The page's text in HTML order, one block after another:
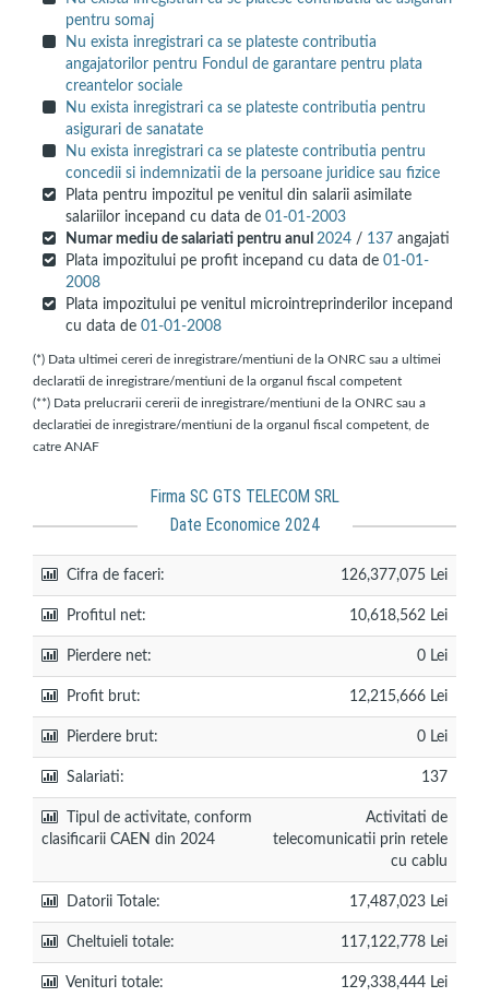
pentru somaj
Nu exista inregistrari ca se plateste contributia
angajatorilor pentru Fondul de garantare pentru plata
creantelor sociale
Nu exista inregistrari ca se plateste contributia pentru
asigurari de sanatate
Nu exista inregistrari ca se plateste contributia pentru
concedii si indemnizatii de la persoane juridice sau fizice
Plata pentru impozitul pe venitul din salarii asimilate
salariilor incepand cu data de 01-01-2003
Numar mediu de salariati pentru anul 2024 / 137 angajati
Plata impozitului pe profit incepand cu data de 01-01-
2008
Plata impozitului pe venitul microintreprinderilor incepand
cu data de 01-01-2008
(*) Data ultimei cereri de inregistrare/mentiuni de la ONRC sau a ultimei
declaratii de inregistrare/mentiuni de la organul fiscal competent
(**) Data prelucrarii cererii de inregistrare/mentiuni de la ONRC sau a
declaratiei de inregistrare/mentiuni de la organul fiscal competent, de
catre ANAF
Firma SC GTS TELECOM SRL
Date Economice 2024
Cifra de faceri: 126,377,075 Lei
Profitul net: 10,618,562 Lei
Pierdere net: 0 Lei
Profit brut: 12,215,666 Lei
Pierdere brut: 0 Lei
Salariati: 137
Tipul de activitate, conform
clasificarii CAEN din 2024
Activitati de
telecomunicatii prin retele
cu cablu
Datorii Totale: 17,487,023 Lei
Cheltuieli totale: 117,122,778 Lei
Venituri totale: 129,338,444 Lei